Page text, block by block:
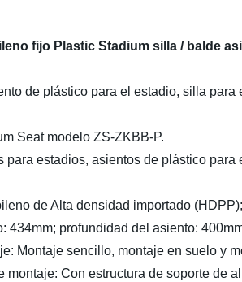
fijo Plastic Stadium silla / balde
de plástico para el estadio, silla
Seat modelo ZS-ZKBB-P.
para estadios, asientos de plástico para
de Alta densidad importado
434mm; profundidad del asiento:
Montaje sencillo, montaje en suelo y
montaje: Con estructura de soporte de